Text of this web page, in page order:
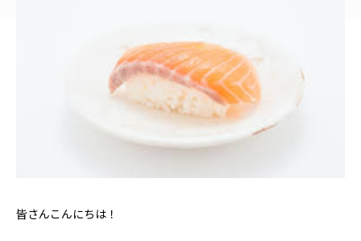
皆さんこんにちは！